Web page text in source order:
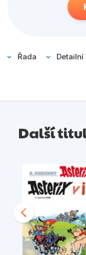
Umění a kultura
Young adult
Řada
Další